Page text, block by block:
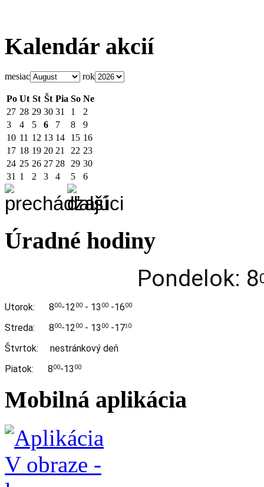
Kalendár akcií
mesiac rok
Po Ut St Št Pia So Ne
27 28 29 30 31 1
2
3
4 5 6 7 8
9
10 11 12 13 14 15 16
17 18 19 20 21 22 23
24 25 26 27 28 29 30
31 1 2 3 4 5 6
Úradné hodiny
Pondelok: 8
Utorok: 800-1200 - 13 00 -1600
Streda: 800-1200 - 13 00 -173 0
Štvrtok: nestránkový deň
Piatok: 800-13 00
Mobilná aplikácia